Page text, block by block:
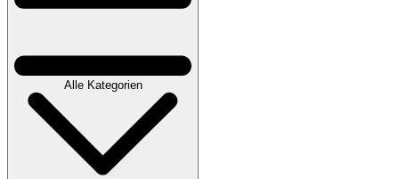
Alle Kategorien